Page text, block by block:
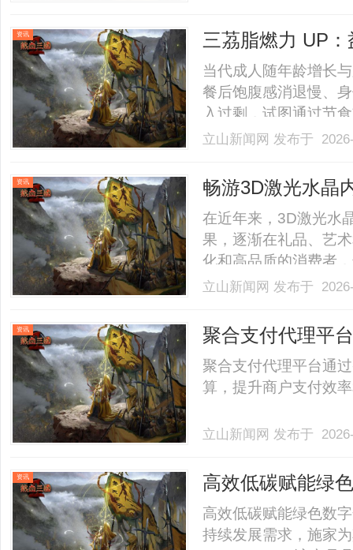
索引擎优化（SEO）
资讯 三茘脂燃力 UP
当代成人随年龄增长
餐后饱腹感消退慢、
入过剩，试图通过节
境。......
立山新闻网 发布于
资讯
畅游3D激光水晶
备？
在近年来，3D激光水
果，逐渐在礼品、艺
化和高品质的消费者
尤为重要。尤其是在
呢？本文将深入分析
选.........
立山新闻网 发布于
资讯 聚合支付代理平
聚合支付代理平台通
算，提升商户支付效
立山新闻网 发布于
资讯 高效低碳赋能绿
高效低碳赋能绿色数
持续发展需求，施家